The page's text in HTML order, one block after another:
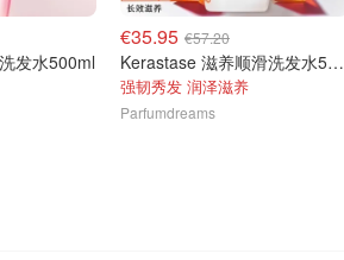
发水500ml
€35.95 €57.20
Kerastase 滋养顺滑洗发水500ml
强韧秀发 润泽滋养
Parfumdreams